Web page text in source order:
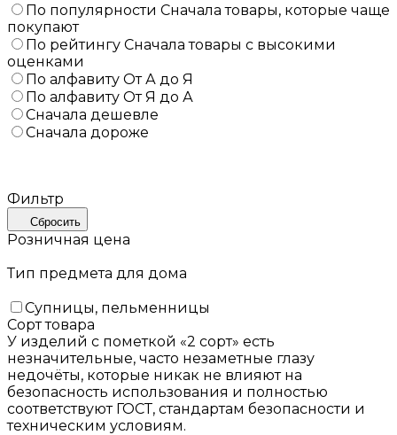
По популярности Сначала товары, которые чаще
покупают
По рейтингу Сначала товары с высокими
оценками
По алфавиту От А до Я
По алфавиту От Я до А
Сначала дешевле
Сначала дороже
Фильтр
Сбросить
Розничная цена
Тип предмета для дома
Супницы, пельменницы
Сорт товара
У изделий с пометкой «2 сорт» есть
незначительные, часто незаметные глазу
недочёты, которые никак не влияют на
безопасность использования и полностью
соответствуют ГОСТ, стандартам безопасности и
техническим условиям.